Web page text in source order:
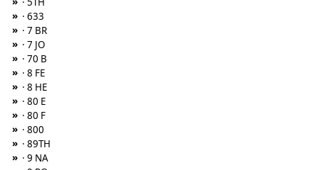
» · 633
» · 7 BR
» · 7 JO
» · 70 B
» · 8 FE
» · 8 HE
» · 80 E
» · 80 F
» · 800
» · 89TH
» · 9 NA